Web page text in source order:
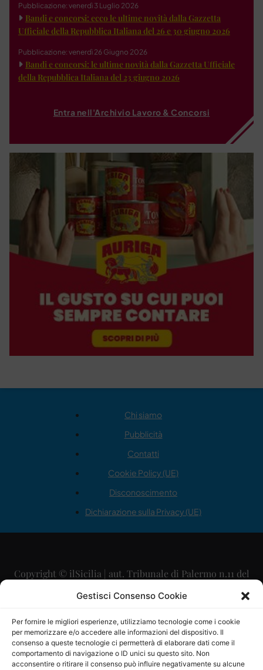
Gestisci Consenso Cookie
Per fornire le migliori esperienze, utilizziamo tecnologie come i cookie
per memorizzare e/o accedere alle informazioni del dispositivo. Il
consenso a queste tecnologie ci permetterà di elaborare dati come il
comportamento di navigazione o ID unici su questo sito. Non
acconsentire o ritirare il consenso può influire negativamente su alcune
Pubblicazione: venerdì 3 Luglio 2026
Bandi e concorsi: ecco le ultime novità dalla Gazzetta
Ufficiale della Repubblica Italiana del 26 e 30 giugno 2026
Pubblicazione: venerdì 26 Giugno 2026
Bandi e concorsi: le ultime novità dalla Gazzetta Ufficiale
della Repubblica Italiana del 23 giugno 2026
Entra nell'Archivio Lavoro & Concorsi
Chi siamo
Pubblicità
Contatti
Cookie Policy (UE)
Disconoscimento
Dichiarazione sulla Privacy (UE)
Copyright © ilSicilia | aut. Tribunale di Palermo n.11 del
29/09/2015
Direttore Editoriale: Maurizio Scaglione
Direttore Responsabile: Maria Calabrese